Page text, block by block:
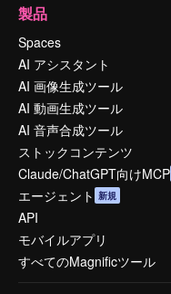
製品
Spaces
AI アシスタント
AI 画像生成ツール
AI 動画生成ツール
AI 音声合成ツール
ストックコンテンツ
Claude/ChatGPT向けMCP
エージェント 新規
API
モバイルアプリ
すべてのMagnificツール